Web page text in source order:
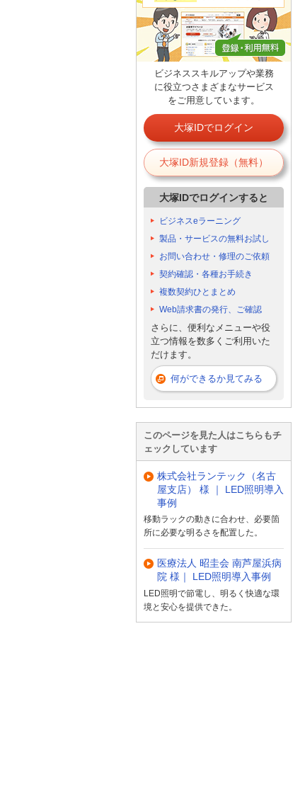
ビジネススキルアップや業務
に役立つさまざまなサービス
をご用意しています。
大塚IDでログイン
大塚ID新規登録（無料）
大塚IDでログインすると
ビジネスeラーニング
製品・サービスの無料お試し
お問い合わせ・修理のご依頼
契約確認・各種お手続き
複数契約ひとまとめ
Web請求書の発行、ご確認
さらに、便利なメニューや役
立つ情報を数多くご利用いた
だけます。
何ができるか見てみる
このページを見た人はこちらもチ
ェックしています
株式会社ランテック（名古
屋支店） 様 ｜ LED照明導入
事例
移動ラックの動きに合わせ、必要箇
所に必要な明るさを配置した。
医療法人 昭圭会 南芦屋浜病
院 様｜ LED照明導入事例
LED照明で節電し、明るく快適な環
境と安心を提供できた。